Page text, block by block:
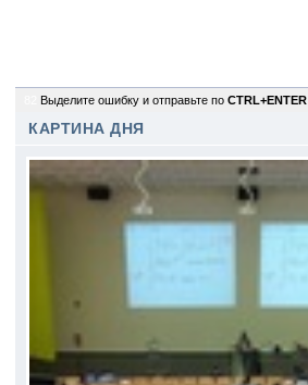
Выделите ошибку и отправьте по CTRL+ENTER
КАРТИНА ДНЯ